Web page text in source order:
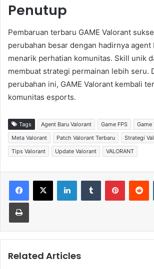
Penutup
Pembaruan terbaru GAME Valorant
perubahan besar dengan hadirnya agent
menarik perhatian komunitas. Skill unik
membuat strategi permainan lebih seru.
perubahan ini, GAME Valorant kembali
komunitas esports.
Tags Agent Baru Valorant Game FPS
Game
Meta Valorant
Patch Valorant Terbaru
Strategi
Tips Valorant
Update Valorant VALORANT
Related Articles